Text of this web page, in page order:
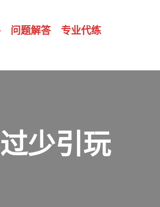
问题解答 专业代练
少引玩